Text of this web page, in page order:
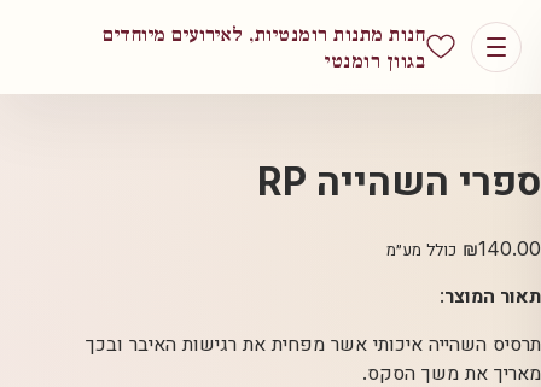
חנות מתנות רומנטיות, לאירועים מיוחדים
בגוון רומנטי
ספרי השהייה RP
₪140.00 כולל מע״מ
תאור המוצר:
תרסיס השהייה איכותי אשר מפחית את רגישות האיבר ובכך
מאריך את משך הסקס.